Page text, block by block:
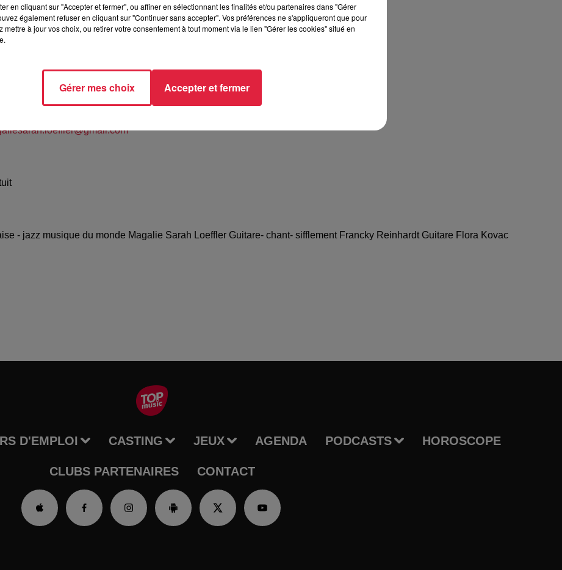
Jazz le bateau du Rhin-STRASBOURG (67)
- jazz musique du monde Magalie Sarah Loeffler Guitare- chant- sifflement Francky Reinhardt Guitare Flora Kovac
D'EMPLOI CASTING JEUX AGENDA PODCASTS HOROSCOPE
CLUBS PARTENAIRES CONTACT
en cliquant sur "Accepter et fermer", ou affiner en sélectionnant les finalités et/ou partenaires dans "Gérer
également refuser en cliquant sur "Continuer sans accepter". Vos préférences ne s'appliqueront que pour
mettre à jour vos choix, ou retirer votre consentement à tout moment via le lien "Gérer les cookies" situé en
Gérer mes choix Accepter et fermer